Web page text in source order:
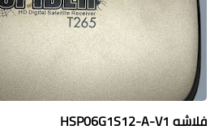
فلاشه HSP06G1S12-A-V1